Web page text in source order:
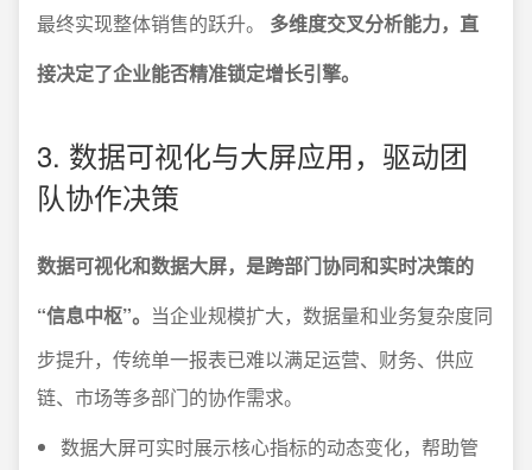
最终实现整体销售的跃升。 多维度交叉分析能力，直
接决定了企业能否精准锁定增长引擎。
3. 数据可视化与大屏应用，驱动团
队协作决策
数据可视化和数据大屏，是跨部门协同和实时决策的
“信息中枢”。 当企业规模扩大，数据量和业务复杂度同
步提升，传统单一报表已难以满足运营、财务、供应
链、市场等多部门的协作需求。
数据大屏可实时展示核心指标的动态变化，帮助管